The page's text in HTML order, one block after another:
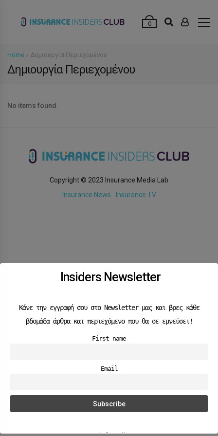
0
Home » Δημιουργία Περιεχομένου
Δημιουργία Περιεχομένου
No items found.
Copyright © 2023 Insurance Media Lab
Insurance News
Insurance TV
Insiders Newsletter
Κάνε την εγγραφή σου στο Newsletter μας και βρες κάθε
βδομάδα άρθρα και περιεχόμενο που θα σε εμνεύσει!
First name
Email